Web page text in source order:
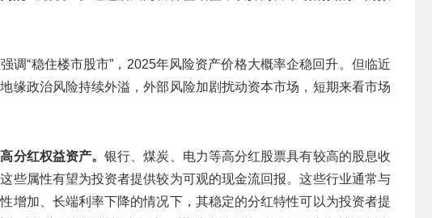
调“稳住楼市股市”，2025年风险资产价格大概率企稳回升。但临近
缘政治风险持续外溢，外部风险加剧扰动资本市场，短期来看市场
分红权益资产。银行、煤炭、电力等高分红股票具有较高的股息收
些属性有望为投资者提供较为可观的现金流回报。这些行业通常与
增加、长端利率下降的情况下，其稳定的分红特性可以为投资者提